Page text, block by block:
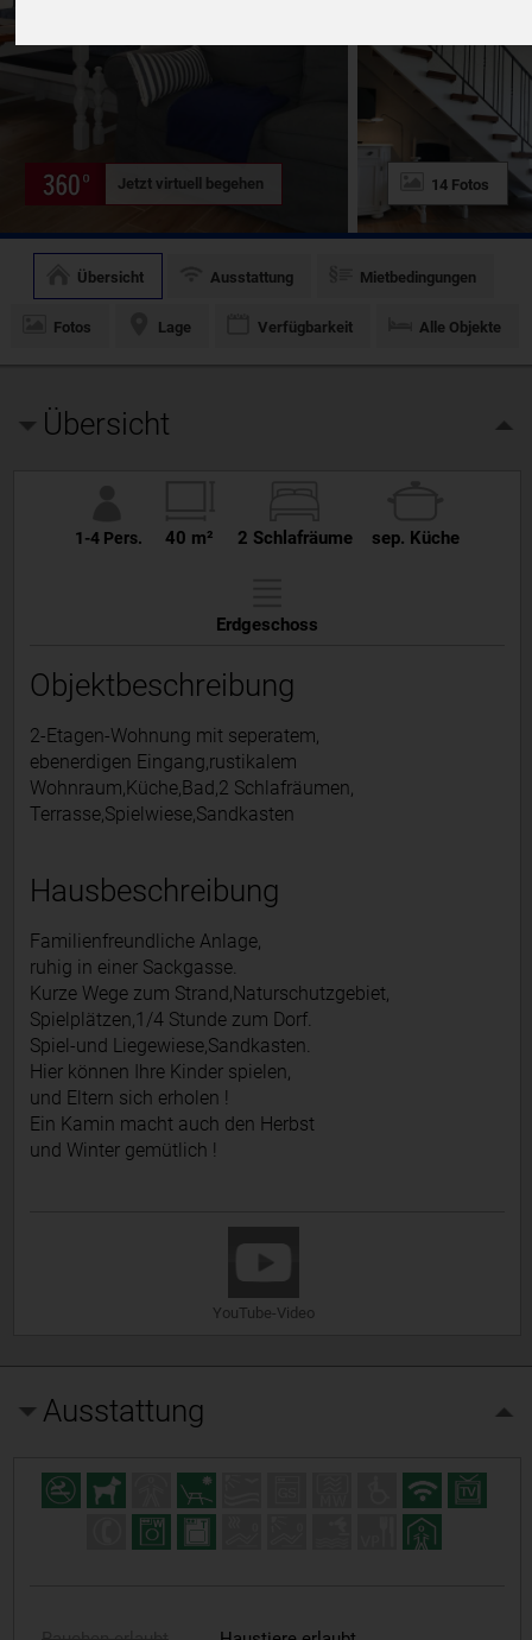
14 Fotos
Jetzt virtuell begehen
Übersicht Ausstattung Mietbedingungen
Fotos Lage Verfügbarkeit Alle Objekte
Übersicht
1-4 Pers. 40 m² 2 Schlafräume sep. Küche
Erdgeschoss
Objektbeschreibung
2-Etagen-Wohnung mit seperatem,
ebenerdigen Eingang,rustikalem
Wohnraum,Küche,Bad,2 Schlafräumen,
Terrasse,Spielwiese,Sandkasten
Hausbeschreibung
Familienfreundliche Anlage,
ruhig in einer Sackgasse.
Kurze Wege zum Strand,Naturschutzgebiet,
Spielplätzen,1/4 Stunde zum Dorf.
Spiel-und Liegewiese,Sandkasten.
Hier können Ihre Kinder spielen,
und Eltern sich erholen !
Ein Kamin macht auch den Herbst
und Winter gemütlich !
YouTube-Video
Ausstattung